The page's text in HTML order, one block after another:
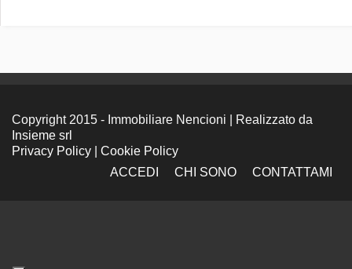
Copyright 2015 - Immobiliare Nencioni | Realizzato da
Insieme srl
Privacy Policy
Cookie Policy
ACCEDI
CHI SONO CONTATTAMI